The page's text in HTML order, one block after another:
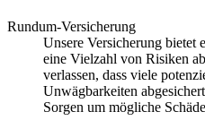
Rundum-Versicherung
Unsere Versicherung bietet
eine Vielzahl von Risiken
verlassen, dass viele
Unwägbarkeiten
Sorgen um mögliche